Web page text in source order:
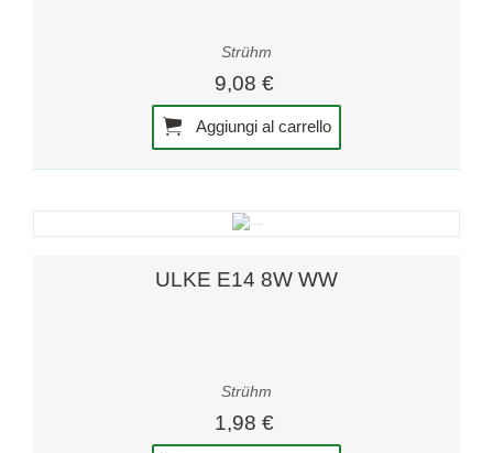
Strühm
9,08 €
Aggiungi al carrello
ULKE E14 8W WW
Strühm
1,98 €